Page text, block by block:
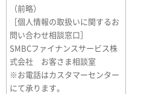
（前略）
［個人情報の取扱いに関するお
問い合わせ相談窓口］
SMBCファイナンスサービス株
式会社 お客さま相談室
※お電話はカスタマーセンター
にて承ります。